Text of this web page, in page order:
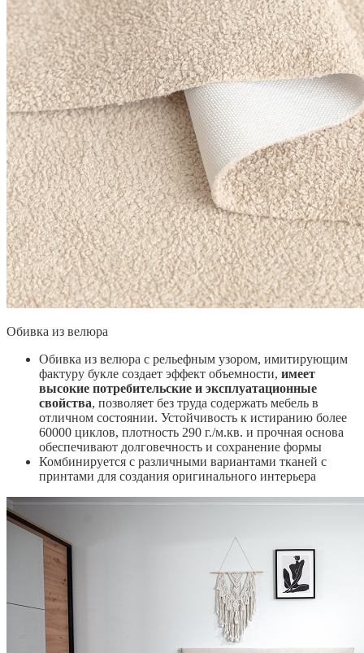
Обивка из велюра
Обивка из велюра с рельефным узором, имитирующим
фактуру букле создает эффект объемности, имеет
высокие потребительские и эксплуатационные
свойства, позволяет без труда содержать мебель в
отличном состоянии. Устойчивость к истиранию более
60000 циклов, плотность 290 г./м.кв. и прочная основа
обеспечивают долговечность и сохранение формы
Комбинируется с различными вариантами тканей с
принтами для создания оригинального интерьера